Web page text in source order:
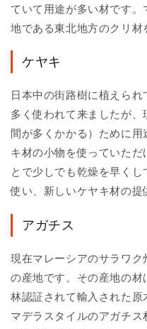
ていて用途が多い材です
地である東北地方のクリ材
ケヤキ
日本中の街路樹に植えら
多く使われて来ましたが
間が多くかかる）ために
キ材の小物を使っていた
とで少しでも乾燥を早く
使い、新しいケヤキ材の提
アガチス
現在マレーシアのサラワ
の産地です。その産地の
林認証されて輸入された原
マデラスタイルのアガチ